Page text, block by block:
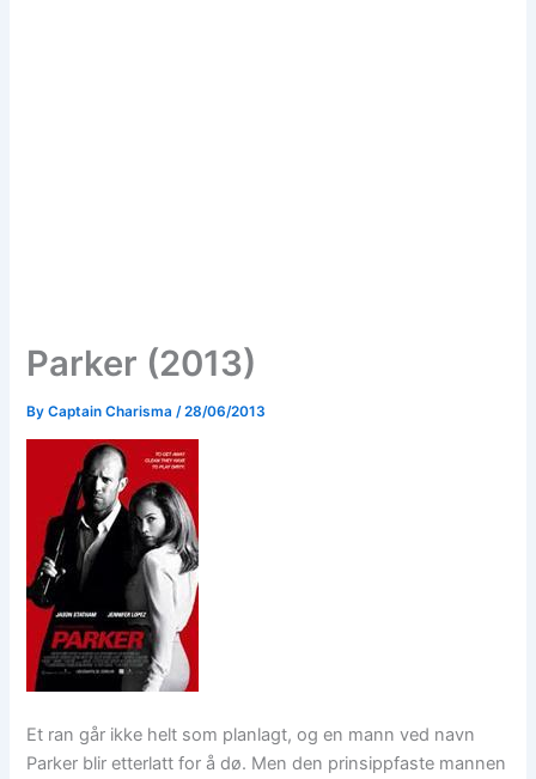
Parker (2013)
ByCaptain Charisma /28/06/2013
Et ran går ikke helt som planlagt, og en mann ved navn
Parker blir etterlatt for å dø. Men den prinsippfaste mannen